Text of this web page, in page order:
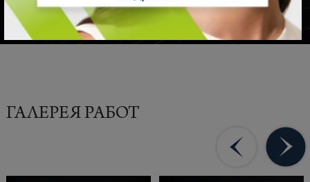
ГАЛЕРЕЯ РАБОТ